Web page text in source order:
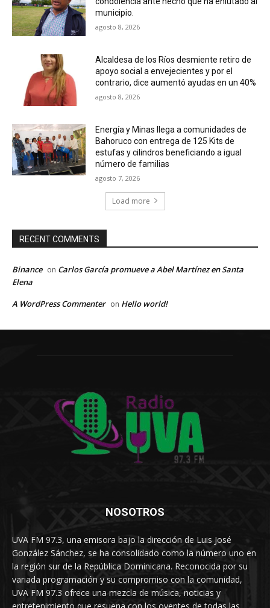
municipio.
agosto 8, 2026
Alcaldesa de los Ríos desmiente retiro de
apoyo social a envejecientes y por el
contrario, dice aumentó ayudas en un 40%
agosto 8, 2026
Energía y Minas llega a comunidades de
Bahoruco con entrega de 125 Kits de
estufas y cilindros beneficiando a igual
número de familias
agosto 7, 2026
Load more
RECENT COMMENTS
Binance on Carlos García promueve a Abel Martínez en Santa
Elena
A WordPress Commenter on Hello world!
NOSOTROS
UVA FM 97.3, una emisora bajo la dirección de Luis José
González Sánchez, se ha consolidado como la número uno en
la región sur de la República Dominicana. Reconocida por su
variada programación y su compromiso con la comunidad,
UVA FM 97.3 ofrece una mezcla de música, noticias y